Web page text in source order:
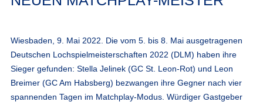
Wiesbaden, 9. Mai 2022. Die vom 5. bis 8. Mai ausgetragenen
Deutschen Lochspielmeisterschaften 2022 (DLM) haben ihre
Sieger gefunden: Stella Jelinek (GC St. Leon-Rot) und Leon
Breimer (GC Am Habsberg) bezwangen ihre Gegner nach vier
spannenden Tagen im Matchplay-Modus. Würdiger Gastgeber